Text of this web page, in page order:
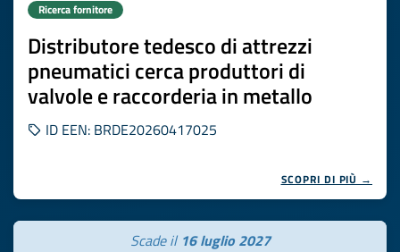
Ricerca fornitore
Distributore tedesco di attrezzi
pneumatici cerca produttori di
valvole e raccorderia in metallo
ID EEN: BRDE20260417025
SCOPRI DI PIÙ →
Scade il 16 luglio 2027